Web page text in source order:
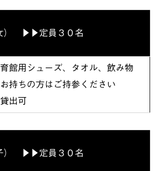
女） ▶▶定員３０名
館用シューズ、タオル、飲み物
持ちの方はご持参ください
出可
） ▶▶定員３０名